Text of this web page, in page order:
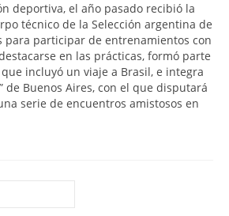
deportiva, el año pasado recibió la
técnico de la Selección argentina de
para participar de entrenamientos con
en las prácticas, formó parte
incluyó un viaje a Brasil, e integra
de Buenos Aires, con el que disputará
serie de encuentros amistosos en